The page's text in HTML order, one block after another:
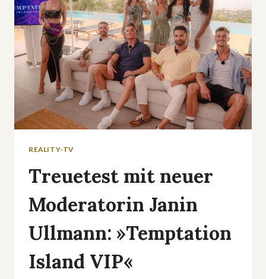
ABER
WER
WIRD
ES
DENN
NUN?
REALITY-TV
Treuetest mit neuer
Moderatorin Janin
Ullmann: »Temptation
Island VIP«